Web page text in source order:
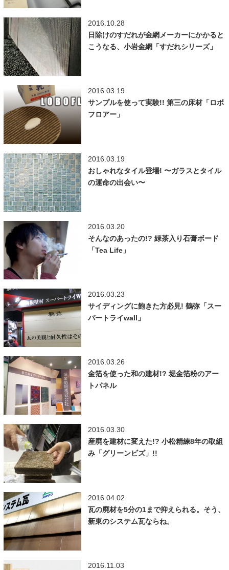
2016.10.28
日除けのすだれが金網メーカーにかかると
こうなる、小岩金網「すだれシリーズ」
2016.03.19
サンプルを使って実験!! 第三の床材「ロボ
フロアー」
2016.03.19
おしゃれなタイル登場! 〜ガラスとタイル
の運命の出会い〜
2016.03.20
そんなのあったの!? 緑茶入り石膏ボード
「Tea Life」
2016.03.23
サイディングに飽きた方必見! 鶴弥「スー
パートライwall」
2016.03.26
金箔を使った和の建材!? 堀金箔粉のアー
トパネル
2016.03.30
産廃を建材に変えた!? 小松精練8年の取組
み「グリーンビズ」!!
2016.04.02
瓦の廃材を5分の1まで抑えられる。そう、
新東のシステム瓦ならね。
2016.11.03